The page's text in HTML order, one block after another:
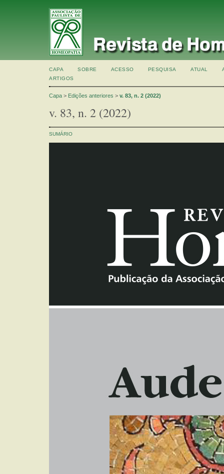
CAPA SOBRE ACESSO PESQUISA ATUAL
ARTIGOS
Capa > Edições anteriores > v. 83, n. 2 (2022)
v. 83, n. 2 (2022)
SUMÁRIO